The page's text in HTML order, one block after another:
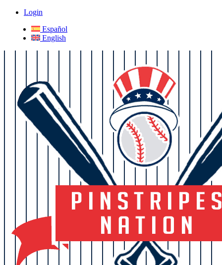
Login
Español
English